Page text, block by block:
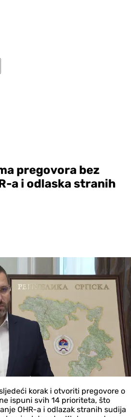
pregovora bez
a i odlaska stranih
korak i otvoriti pregovore o
ispuni svih 14 prioriteta, što
OHR-a i odlazak stranih sudija